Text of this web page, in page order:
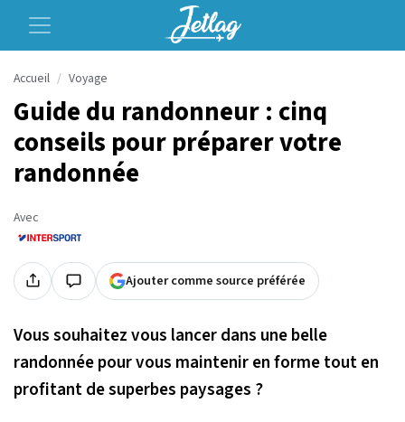
Accueil Voyage
Guide du randonneur : cinq
conseils pour préparer votre
randonnée
Avec
Ajouter comme source préférée
Vous souhaitez vous lancer dans une belle
randonnée pour vous maintenir en forme tout en
profitant de superbes paysages ?